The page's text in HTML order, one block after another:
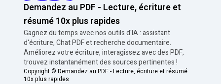
Demandez au PDF - Lecture, écriture et
résumé 10x plus rapides
Gagnez du temps avec nos outils d'IA : assistant
d'écriture, Chat PDF et recherche documentaire.
Améliorez votre écriture, interagissez avec des PDF,
trouvez instantanément des sources pertinentes !
Copyright © Demandez au PDF - Lecture, écriture et résumé
10x plus rapides